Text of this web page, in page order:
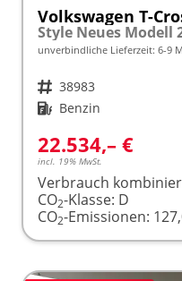
Volkswagen T-
unverbindliche Lieferzeit: 6-9
Fahrzeugnr. 38983
Kraftstoff Benzin
22.534,– €
incl. 19% MwSt.
Verbrauch
CO2-Klasse: D
CO2-Emissionen: